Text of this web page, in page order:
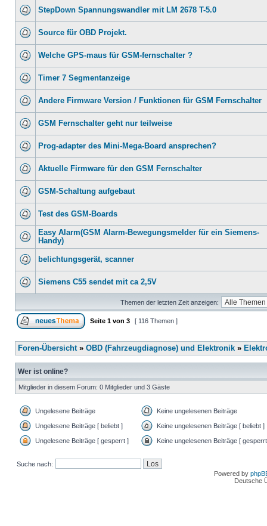
StepDown Spannungswandler mit LM 2678 T-5.0
Source für OBD Projekt.
Welche GPS-maus für GSM-fernschalter ?
Timer 7 Segmentanzeige
Andere Firmware Version / Funktionen für GSM Fernschalter
GSM Fernschalter geht nur teilweise
Prog-adapter des Mini-Mega-Board ansprechen?
Aktuelle Firmware für den GSM Fernschalter
GSM-Schaltung aufgebaut
Test des GSM-Boards
Easy Alarm(GSM Alarm-Bewegungsmelder für ein Siemens-
Handy)
belichtungsgerät, scanner
Siemens C55 sendet mit ca 2,5V
Themen der letzten Zeit anzeigen:
Seite 1 von 3 [ 116 Themen ]
Foren-Übersicht» OBD (Fahrzeugdiagnose) und Elektronik »
Wer ist online?
Mitglieder in diesem Forum: 0 Mitglieder und 3 Gäste
Ungelesene Beiträge Keine ungelesenen Beiträge
Ungelesene Beiträge [ beliebt ] Keine ungelesenen Beiträge [ beliebt ]
Ungelesene Beiträge [ gesperrt ] Keine ungelesenen Beiträge [
Suche nach:
Powered by
Deutsche